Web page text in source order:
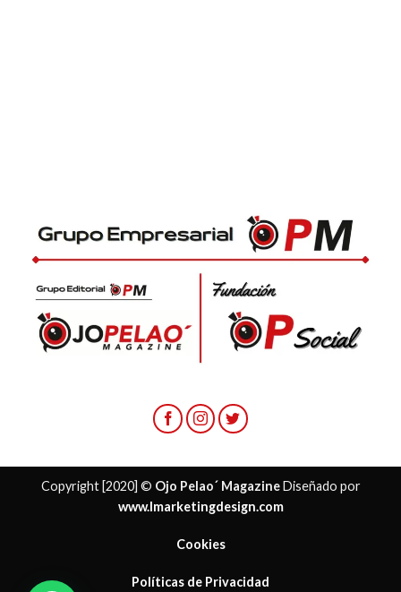
Copyright [2020] © Ojo Pelao´ MagazineDiseñado por
www.lmarketingdesign.com
Cookies
Políticas de Privacidad